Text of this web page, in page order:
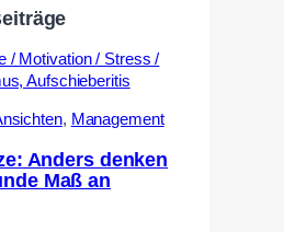
, Management
Anders denken
Maß an